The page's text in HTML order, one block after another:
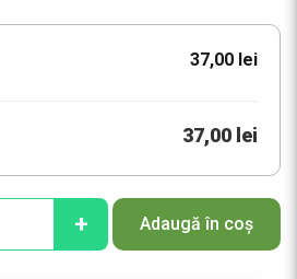
(+3,00 lei)
(+1,00lei)
(+4,00lei)
37,00 lei
37,00 lei
+ Adaugă în coș